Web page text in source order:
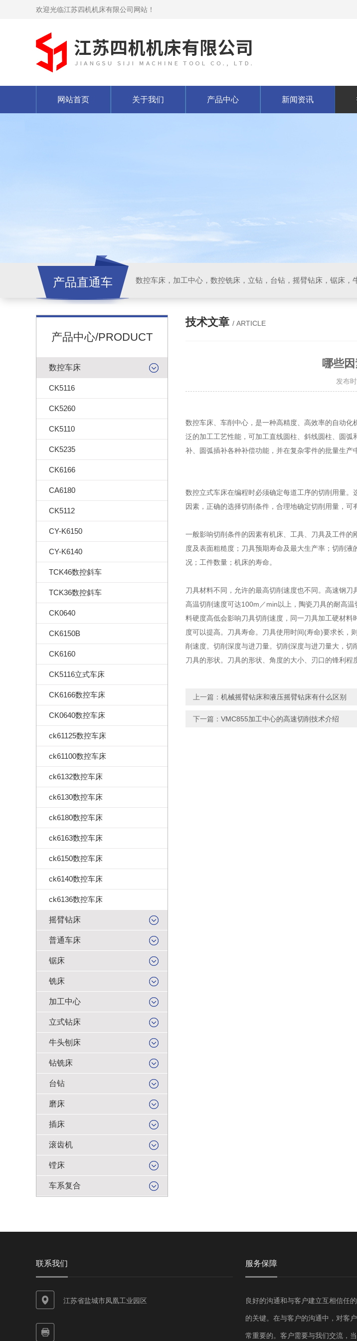
欢迎光临江苏四机机床有限公司网站！
网站首页 关于我们 产品中心 新闻资讯
产品直通车
产品中心/PRODUCT
数控车床
CK5116
CK5260
CK5110
CK5235
CK6166
CA6180
CK5112
CY-K6150
CY-K6140
TCK46数控斜车
TCK36数控斜车
CK0640
CK6150B
CK6160
CK5116立式车床
CK6166数控车床
CK0640数控车床
ck61125数控车床
ck61100数控车床
ck6132数控车床
ck6130数控车床
ck6180数控车床
ck6163数控车床
ck6150数控车床
ck6140数控车床
ck6136数控车床
摇臂钻床
普通车床
锯床
铣床
加工中心
立式钻床
牛头刨床
钻铣床
台钻
磨床
插床
滚齿机
镗床
车系复合
技术文章 / ARTICLE
哪些
发布
数控车床、车削中心，是一种高精度、高效率的自动
泛的加工工艺性能，可加工直线圆柱、斜线圆柱、圆
补、圆弧插补各种补偿功能，并在复杂零件的批量生产
数控立式车床在编程时必须确定每道工序的切削用量
因素，正确的选择切削条件，合理地确定切削用量，可
一般影响切削条件的因素有机床、工具、刀具及工件
度及表面粗糙度；刀具预期寿命及最大生产率；切削
况；工件数量；机床的寿命。
刀具材料不同，允许的最高切削速度也不同。高速钢
高温切削速度可达100m／min以上，陶瓷刀具的耐高
料硬度高低会影响刀具切削速度，同一刀具加工硬材
度可以提高。刀具寿命。刀具使用时间(寿命)要求长，
削速度。切削深度与进刀量。切削深度与进刀量大，切
刀具的形状。刀具的形状、角度的大小、刃口的锋利程
上一篇： 机械摇臂钻床和液压摇臂钻床有什么区别
下一篇： VMC855加工中心的高速切削技术介绍
联系我们
江苏省盐城市凤凰工业园区
服务保障
良好的沟通和与客户建立互相信任
的关键。在与客户的沟通中，对客
常重要的。客户需要与我们交流，